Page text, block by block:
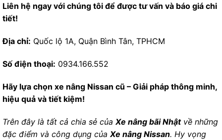
Liên hệ ngay với chúng tôi để được tư vấn và báo giá chi
tiết!
Địa chỉ: Quốc lộ 1A, Quận Bình Tân, TPHCM
Số điện thoại: 0934.166.552
Hãy lựa chọn xe nâng Nissan cũ – Giải pháp thông minh,
hiệu quả và tiết kiệm!
Trên đây là tất cả chia sẻ của Xe nâng bãi Nhậtvề những
đặc điểm và công dụng của Xe nâng Nissan. Hy vọng